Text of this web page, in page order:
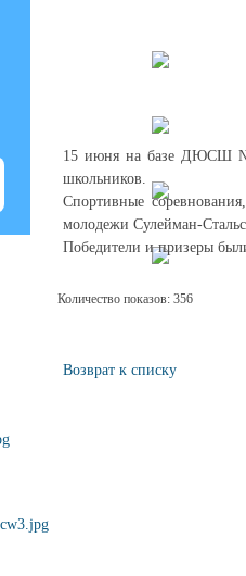
15 июня на базе ДЮСШ №2
школьников.
Спортивные
молодежи Сулейман-
Победители и призеры
Количество показов: 356
Возврат к списку